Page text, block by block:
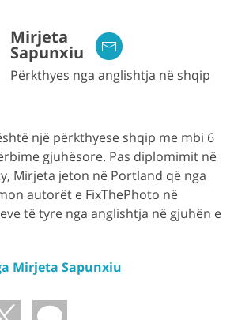
Mirjeta
Sapunxiu
Përkthyes nga anglishtja në shqip
një përkthyese shqip me mbi 6
gjuhësore. Pas diplomimit në
Mirjeta jeton në Portland që nga
autorët e FixThePhoto në
të tyre nga anglishtja në gjuhën e
Mirjeta Sapunxiu